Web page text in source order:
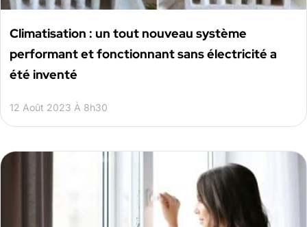
Climatisation : un tout nouveau système
performant et fonctionnant sans électricité a
été inventé
12 Août 2023 À 8h30